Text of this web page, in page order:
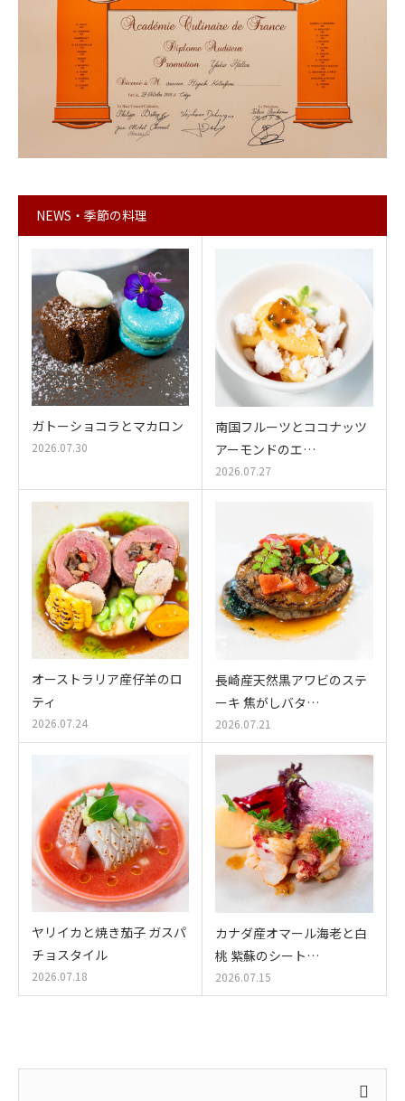
NEWS・季節の料理
ガトーショコラとマカロン
2026.07.30
南国フルーツとココナッツ
アーモンドのエ…
2026.07.27
オーストラリア産仔羊のロ
ティ
2026.07.24
長崎産天然黒アワビのステ
ーキ 焦がしバタ…
2026.07.21
ヤリイカと焼き茄子 ガスパ
チョスタイル
2026.07.18
カナダ産オマール海老と白
桃 紫蘇のシート…
2026.07.15